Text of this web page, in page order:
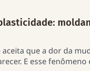
aceita que a dor da
E esse